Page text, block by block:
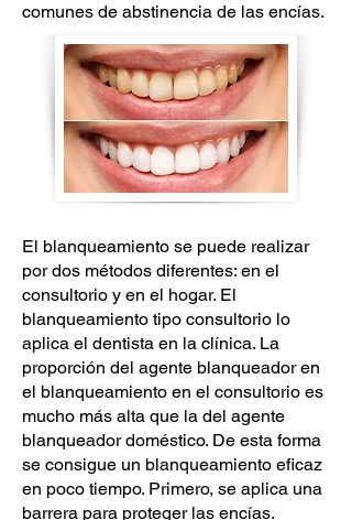
comunes de abstinencia de las encías.
El blanqueamiento se puede realizar
por dos métodos diferentes: en el
consultorio y en el hogar. El
blanqueamiento tipo consultorio lo
aplica el dentista en la clínica. La
proporción del agente blanqueador en
el blanqueamiento en el consultorio es
mucho más alta que la del agente
blanqueador doméstico. De esta forma
se consigue un blanqueamiento eficaz
en poco tiempo. Primero, se aplica una
barrera para proteger las encías.